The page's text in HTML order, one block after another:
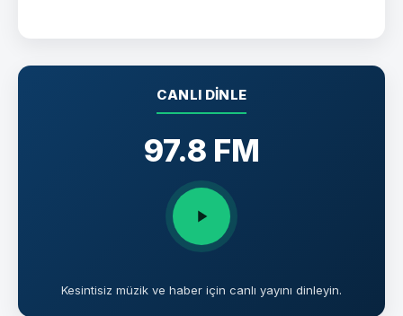
CANLI DINLE
97.8 FM
Kesintisiz müzik ve haber için canlı yayını dinleyin.